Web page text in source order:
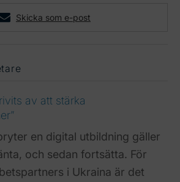
Skicka som e-post
av att stärka
en digital utbildning gäller
och sedan fortsätta. För
i Ukraina är det